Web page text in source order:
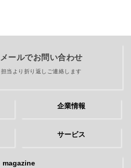
メールでお問い合わせ
担当より折り返しご連絡します
企業情報
サービス
magazine